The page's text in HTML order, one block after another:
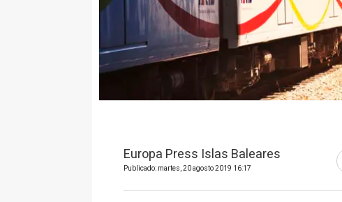
Europa Press Islas Baleares
Publicado: martes, 20 agosto 2019 16:17